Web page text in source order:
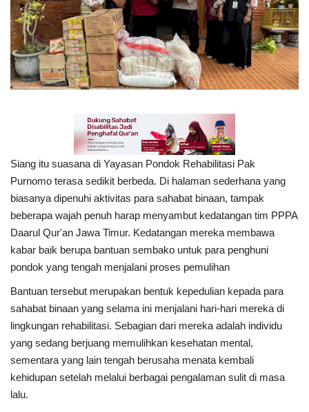
Inspirasi
Blog
Video
Siang itu suasana di Yayasan Pondok Rehabilitasi Pak
Purnomo terasa sedikit berbeda. Di halaman sederhana yang
biasanya dipenuhi aktivitas para sahabat binaan, tampak
beberapa wajah penuh harap menyambut kedatangan tim PPPA
Daarul Qur'an Jawa Timur. Kedatangan mereka membawa
kabar baik berupa bantuan sembako untuk para penghuni
pondok yang tengah menjalani proses pemulihan
Bantuan tersebut merupakan bentuk kepedulian kepada para
sahabat binaan yang selama ini menjalani hari-hari mereka di
lingkungan rehabilitasi. Sebagian dari mereka adalah individu
yang sedang berjuang memulihkan kesehatan mental,
sementara yang lain tengah berusaha menata kembali
kehidupan setelah melalui berbagai pengalaman sulit di masa
lalu.